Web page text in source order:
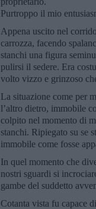
Purtroppo il mio
Appena uscito nel
carrozza, facendo
stanchi una figura
pulirsi il sedere. Era
volto vizzo e grinzoso
La situazione come per
l’altro dietro, immobile
colpito nel momento di
stanchi. Ripiegato su se
immobile come fosse
In quel momento che
nostri sguardi si
gambe del suddetto
Cotanta vista fu capace